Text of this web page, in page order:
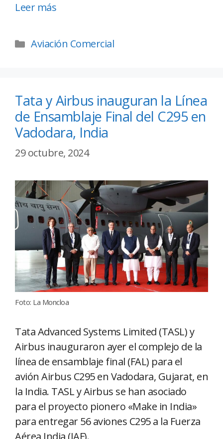
Leer más
Aviación Comercial
Tata y Airbus inauguran la Línea
de Ensamblaje Final del C295 en
Vadodara, India
29 octubre, 2024
Foto: La Moncloa
Tata Advanced Systems Limited (TASL) y
Airbus inauguraron ayer el complejo de la
línea de ensamblaje final (FAL) para el
avión Airbus C295 en Vadodara, Gujarat, en
la India. TASL y Airbus se han asociado
para el proyecto pionero «Make in India»
para entregar 56 aviones C295 a la Fuerza
Aérea India (IAF).